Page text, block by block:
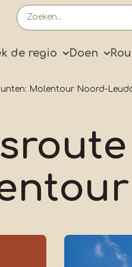
de regio Doen
Molentour Noord-